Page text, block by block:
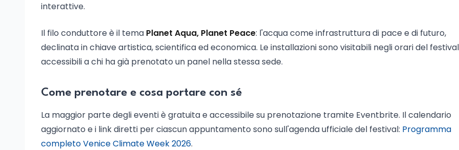
interattive.
Il filo conduttore è il tema Planet Aqua, Planet Peace: l'acqua come infrastruttura di pace e di futuro,
declinata in chiave artistica, scientifica ed economica. Le installazioni sono visitabili negli orari del
accessibili a chi ha già prenotato un panel nella stessa sede.
Come prenotare e cosa portare con sé
La maggior parte degli eventi è gratuita e accessibile su prenotazione tramite Eventbrite. Il calendario
aggiornato e i link diretti per ciascun appuntamento sono sull'agenda ufficiale del festival: Programma
completo Venice Climate Week 2026.